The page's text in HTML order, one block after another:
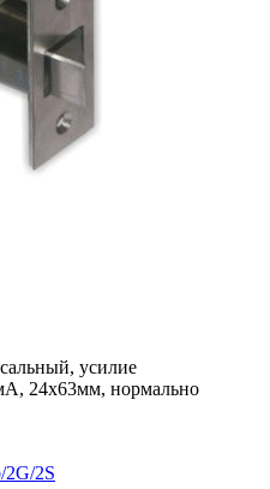
усилие
24х63мм, нормально
2S